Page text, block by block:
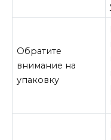
Обратите
внимание на
упаковку